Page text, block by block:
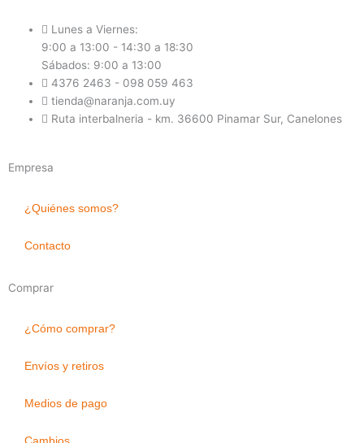
Lunes a Viernes:
9:00 a 13:00 - 14:30 a 18:30
Sábados: 9:00 a 13:00
4376 2463 - 098 059 463
tienda@naranja.com.uy
Ruta interbalneria - km. 36600 Pinamar Sur, Canelones
Empresa
¿Quiénes somos?
Contacto
Comprar
¿Cómo comprar?
Envíos y retiros
Medios de pago